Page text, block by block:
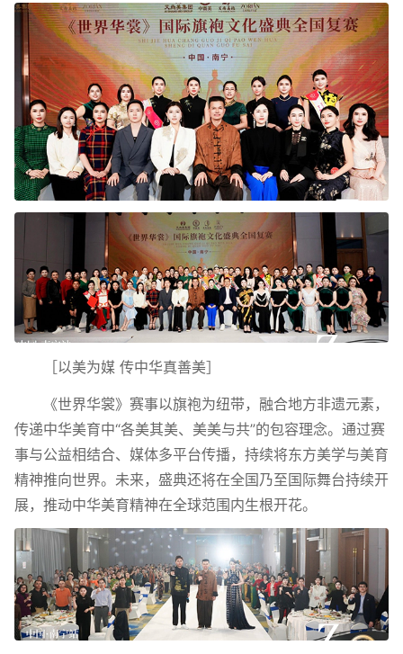
［以美为媒 传中华真善美］
《世界华裳》赛事以旗袍为纽带，融合地方非遗元素，
传递中华美育中“各美其美、美美与共”的包容理念。通过赛
事与公益相结合、媒体多平台传播，持续将东方美学与美育
精神推向世界。未来，盛典还将在全国乃至国际舞台持续开
展，推动中华美育精神在全球范围内生根开花。